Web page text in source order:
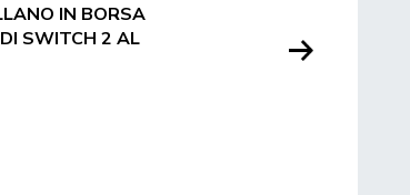
IN BORSA
SWITCH 2 AL